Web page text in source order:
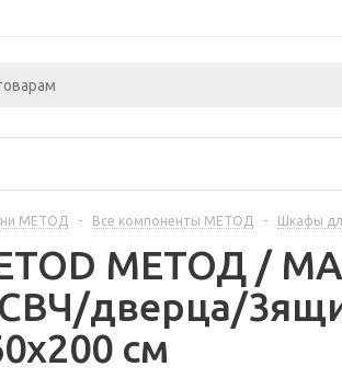
МЕТОД - Все компоненты МЕТОД - Шкафы
МЕТОД /
дверца/
см